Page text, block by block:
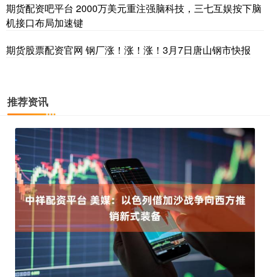
期货配资吧平台 2000万美元重注强脑科技，三七互娱按下脑
机接口布局加速键
期货股票配资官网 钢厂涨！涨！涨！3月7日唐山钢市快报
推荐资讯